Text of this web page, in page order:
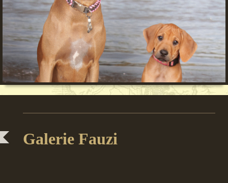
Galerie Fauzi